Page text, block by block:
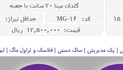
گلدان مینا 20 سانت با جعبه
کد: MG-16
حداقل تيراژ: 20
قیمت: 12,500,000 ريال
مدیریتی | ساک دستی | فلاسک و تراول ماگ |